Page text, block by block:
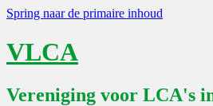
Spring naar de primaire inhoud
VLCA
Vereniging voor LCA's